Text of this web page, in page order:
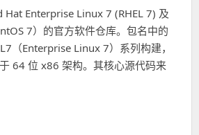
Hat Enterprise Linux 7 (RHEL 7) 及
7）的官方软件仓库。包名中的
（Enterprise Linux 7）系列构建，
64 位 x86 架构。其核心源代码来